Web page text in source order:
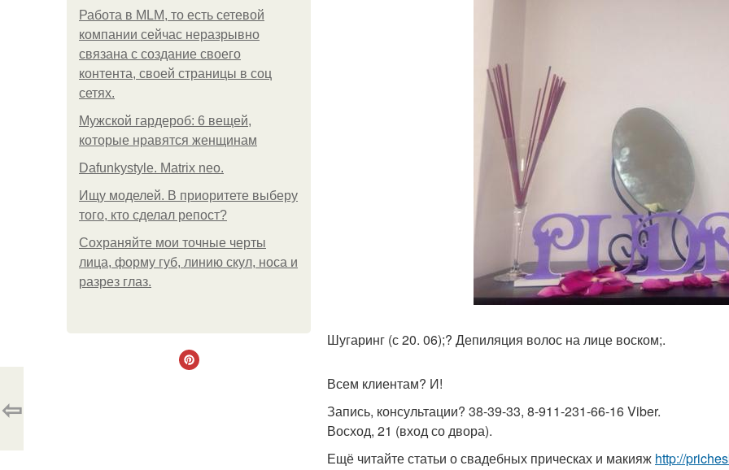
Работа в MLM, то есть сетевой
компании сейчас неразрывно
связана с создание своего
контента, своей страницы в соц
сетях.
Мужской гардероб: 6 вещей,
которые нравятся женщинам
Dafunkystyle. Matrix neo.
Ищу моделей. В приоритете выберу
того, кто сделал репост?
Сохраняйте мои точные черты
лица, форму губ, линию скул, носа и
разрез глаз.
Шугаринг (с 20. 06);? Депиляция волос на лице воском;.
Всем клиентам? И!
Запись, консультации? 38-39-33, 8-911-231-66-16 Viber.
Восход, 21 (вход со двора).
Ещё читайте статьи о свадебных прическах и макияж http://
⇦